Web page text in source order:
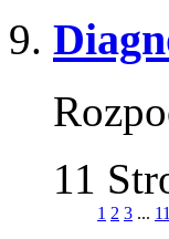
11
1 2 3 ... 11